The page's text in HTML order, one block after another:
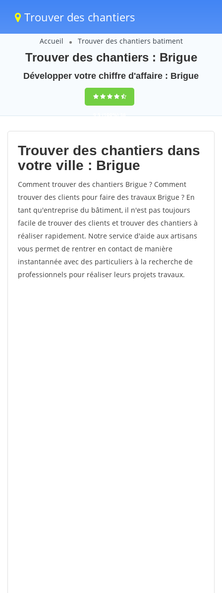
Trouver des chantiers
Accueil Trouver des chantiers batiment
Trouver des chantiers : Brigue
Développer votre chiffre d'affaire : Brigue
9,5(100%)36
votes
Trouver des chantiers dans
votre ville : Brigue
Comment trouver des chantiers Brigue ? Comment
trouver des clients pour faire des travaux Brigue ? En
tant qu'entreprise du bâtiment, il n'est pas toujours
facile de trouver des clients et trouver des chantiers à
réaliser rapidement. Notre service d'aide aux artisans
vous permet de rentrer en contact de manière
instantannée avec des particuliers à la recherche de
professionnels pour réaliser leurs projets travaux.